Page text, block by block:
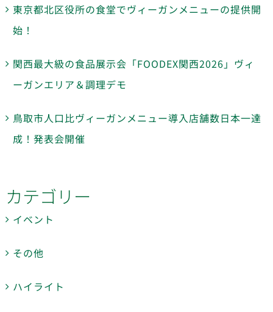
東京都北区役所の食堂でヴィーガンメニューの提供開
始！
関西最大級の食品展示会「FOODEX関西2026」ヴィ
ーガンエリア＆調理デモ
鳥取市人口比ヴィーガンメニュー導入店舗数日本一達
成！発表会開催
カテゴリー
イベント
その他
ハイライト